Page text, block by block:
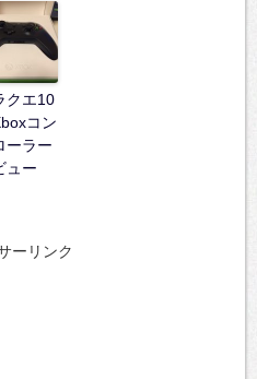
クエ10
コン
ーラー
ュー
ーリンク